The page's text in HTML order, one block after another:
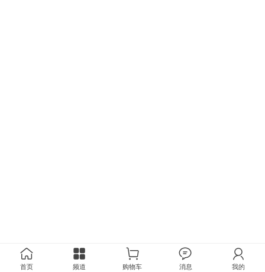
首页 频道 购物车 消息 我的